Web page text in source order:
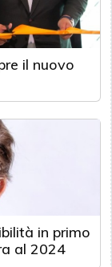
il nuovo
in primo
al 2024